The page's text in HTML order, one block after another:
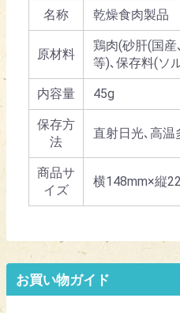
名称 乾燥食肉製品
原材料
鶏肉(砂肝(国
等)､保存料(ソ
内容量 45g
保存方
法
直射日光､高
商品サ
イズ
横148mm×縦
お買い物ガイド